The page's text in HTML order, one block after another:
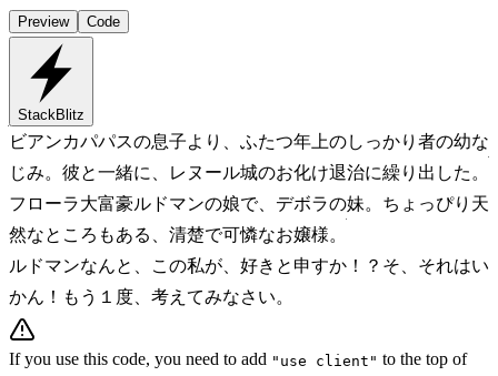
Preview Code
StackBlitz
ビアンカパパスの息子より、ふたつ年上のしっかり者の幼な
じみ。彼と一緒に、レヌール城のお化け退治に繰り出した。
フローラ大富豪ルドマンの娘で、デボラの妹。ちょっぴり天
然なところもある、清楚で可憐なお嬢様。
ルドマンなんと、この私が、好きと申すか！？そ、それはい
かん！もう１度、考えてみなさい。
If you use this code, you need to add "use client" to the top of